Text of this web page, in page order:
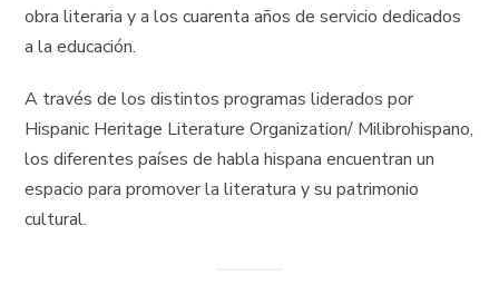
obra literaria y a los cuarenta años de servicio dedicados
a la educación.
A través de los distintos programas liderados por
Hispanic Heritage Literature Organization/ Milibrohispano,
los diferentes países de habla hispana encuentran un
espacio para promover la literatura y su patrimonio
cultural.